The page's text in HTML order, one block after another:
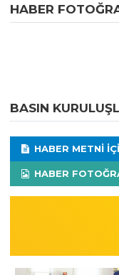
HABER
BASIN
HABER METNI
HABER